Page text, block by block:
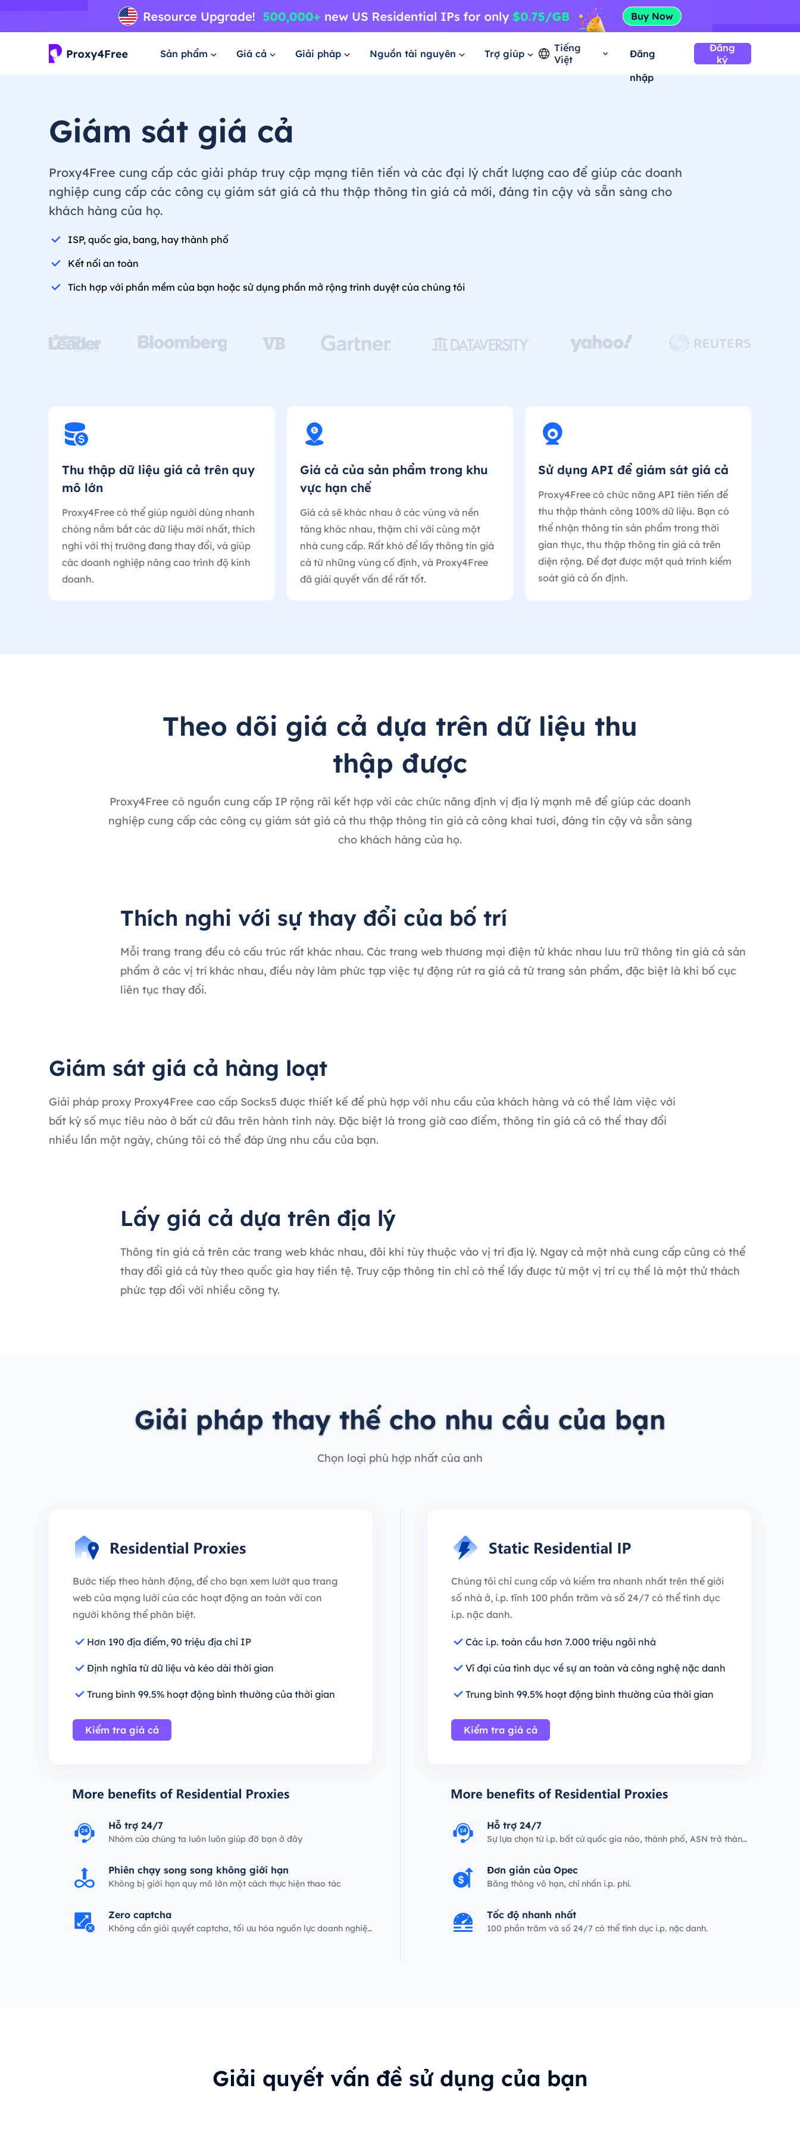
Sản phẩm Giá cả Giải pháp Nguồn tài nguyên Trợ giúp
Tiếng
Việt
Đăng
nhập
Đăng
ký
Giám sát giá cả
Proxy4Free cung cấp các giải pháp truy cập mạng tiên tiến và các đại lý chất lượng cao để giúp các doanh
nghiệp cung cấp các công cụ giám sát giá cả thu thập thông tin giá cả mới, đáng tin cậy và sẵn sàng cho
khách hàng của họ.
ISP, quốc gia, bang, hay thành phố
Kết nối an toàn
Tích hợp với phần mềm của bạn hoặc sử dụng phần mở rộng trình duyệt của chúng tôi
Thu thập dữ liệu giá cả trên quy
mô lớn
Proxy4Free có thể giúp người dùng nhanh
chóng nắm bắt các dữ liệu mới nhất, thích
nghi với thị trường đang thay đổi, và giúp
các doanh nghiệp nâng cao trình độ kinh
doanh.
Giá cả của sản phẩm trong khu
vực hạn chế
Giá cả sẽ khác nhau ở các vùng và nền
tảng khác nhau, thậm chí với cùng một
nhà cung cấp. Rất khó để lấy thông tin giá
cả từ những vùng cố định, và Proxy4Free
đã giải quyết vấn đề rất tốt.
Sử dụng API để giám sát giá cả
Proxy4Free có chức năng API tiên tiến để
thu thập thành công 100% dữ liệu. Bạn có
thể nhận thông tin sản phẩm trong thời
gian thực, thu thập thông tin giá cả trên
diện rộng. Để đạt được một quá trình kiểm
soát giá cả ổn định.
Theo dõi giá cả dựa trên dữ liệu thu
thập được
Proxy4Free có nguồn cung cấp IP rộng rãi kết hợp với các chức năng định vị địa lý mạnh mẽ để giúp các doanh
nghiệp cung cấp các công cụ giám sát giá cả thu thập thông tin giá cả công khai tươi, đáng tin cậy và sẵn sàng
cho khách hàng của họ.
Thích nghi với sự thay đổi của bố trí
Mỗi trang trang đều có cấu trúc rất khác nhau. Các trang web thương mại điện tử khác nhau lưu trữ thông tin giá cả sản
phẩm ở các vị trí khác nhau, điều này làm phức tạp việc tự động rút ra giá cả từ trang sản phẩm, đặc biệt là khi bố cục
liên tục thay đổi.
Giám sát giá cả hàng loạt
Giải pháp proxy Proxy4Free cao cấp Socks5 được thiết kế để phù hợp với nhu cầu của khách hàng và có thể làm việc với
bất kỳ số mục tiêu nào ở bất cứ đâu trên hành tinh này. Đặc biệt là trong giờ cao điểm, thông tin giá cả có thể thay đổi
nhiều lần một ngày, chúng tôi có thể đáp ứng nhu cầu của bạn.
Lấy giá cả dựa trên địa lý
Thông tin giá cả trên các trang web khác nhau, đôi khi tùy thuộc vào vị trí địa lý. Ngay cả một nhà cung cấp cũng có thể
thay đổi giá cả tùy theo quốc gia hay tiền tệ. Truy cập thông tin chỉ có thể lấy được từ một vị trí cụ thể là một thử thách
phức tạp đối với nhiều công ty.
Giải pháp thay thế cho nhu cầu của bạn
Chọn loại phù hợp nhất của anh
Bước tiếp theo hành động, để cho bạn xem lướt qua trang
web của mạng lưới của các hoạt động an toàn với con
người không thể phân biệt.
Hơn 190 địa điểm, 90 triệu địa chỉ IP
Định nghĩa từ dữ liệu và kéo dài thời gian
Trung bình 99.5% hoạt động bình thường của thời gian
Kiểm tra giá cả
Hỗ trợ 24/7
Nhóm của chúng ta luôn luôn giúp đỡ bạn ở đây
Phiên chạy song song không giới hạn
Không bị giới hạn quy mô lớn một cách thực hiện thao tác
Zero captcha
Không cần giải quyết captcha, tối ưu hóa nguồn lực doanh nghiệ
Chúng tôi chỉ cung cấp và kiểm tra nhanh nhất trên thế giới
số nhà ở, i.p. tĩnh 100 phần trăm và số 24/7 có thể tình dục
i.p. nặc danh.
Các i.p. toàn cầu hơn 7.000 triệu ngôi nhà
Vĩ đại của tình dục về sự an toàn và công nghệ nặc danh
Trung bình 99.5% hoạt động bình thường của thời gian
Kiểm tra giá cả
Hỗ trợ 24/7
Sự lựa chọn từ i.p. bất cứ quốc gia nào, thành phố, ASN trở thàng
Đơn giản của Opec
Băng thông vô hạn, chỉ nhấn i.p. phí.
Tốc độ nhanh nhất
100 phần trăm và số 24/7 có thể tình dục i.p. nặc danh.
Giải quyết vấn đề sử dụng của bạn